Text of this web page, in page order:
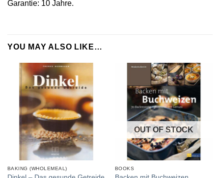
Garantie: 10 Jahre.
YOU MAY ALSO LIKE…
BAKING (WHOLEMEAL)
OUT OF STOCK
BOOKS